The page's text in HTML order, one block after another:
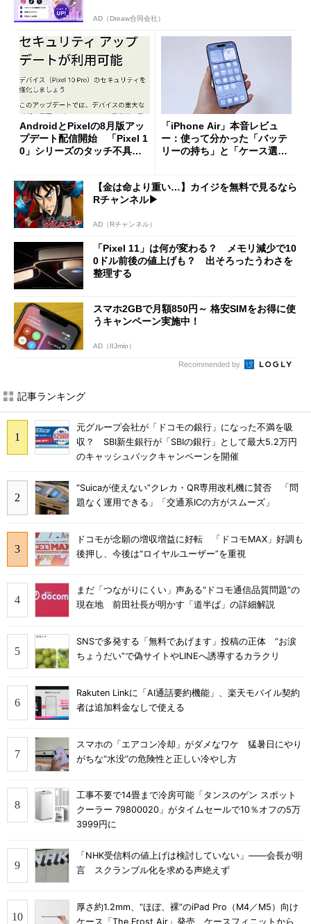
AD（Dreaw合同会社）
AndroidとPixelの8月版アッ
プデート配信開始 「Pixel 1
0」シリーズのタッチ不具合
「iPhone Air」本音レビュ
ー：使って分かった「バッテ
リーの持ち」と「ケース選
【金は命より重い…】カイジを無料で見るなら
Rチャンネル▶︎
AD（Rチャンネル）
「Pixel 11」は何が変わる？ メモリ減少で10
0ドル前後の値上げも？ 出そろったうわさを
整理する
スマホ2GBで月額850円～ 格安SIMをお得に使
うキャンペーン実施中！
AD（IIJmio）
Recommended by
記事ランキング
元グループ会社が「ドコモの銀行」になった不満を吸
収？ SBI新生銀行が「SBIの銀行」として最大5.2万円
のキャッシュバックキャンペーンを開催
“Suicaが使えない”クレカ・QR専用改札機に賛否 「問
題なく運用できる」「交通系ICの方がスムーズ」
ドコモが念願の増収増益に好転 「ドコモMAX」好調も
後押し、今後は“ロイヤルユーザー”を重視
まだ「つながりにくい」声ある“ドコモ通信品質問題”の
現在地 前田社長が明かす「道半ば」の詳細解説
SNSで多発する「無料であげます」投稿の正体 “お涙
ちょうだい”で偽サイトやLINEへ誘導するカラクリ
Rakuten Linkに「AI通話要約機能」、楽天モバイル契約
者は追加料金なしで使える
スマホの「エアコン冷却」がダメなワケ 猛暑日にやり
がちな“水没”の危険性と正しい冷やし方
工事不要で14畳まで冷房可能「タンスのゲン スポット
クーラー 79800020」がタイムセールで10％オフの5万
3999円に
「NHK受信料の値上げは検討していない」――会長が明
言 スクランブル化を求める声絶えず
厚さ約1.2mm、“ほぼ、裸”のiPad Pro（M4／M5）向け
ケース「The Frost Air」発売 ケースフィニットから